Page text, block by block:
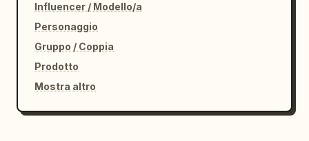
Influencer / Modello/a
Personaggio
Gruppo / Coppia
Prodotto
Mostra altro